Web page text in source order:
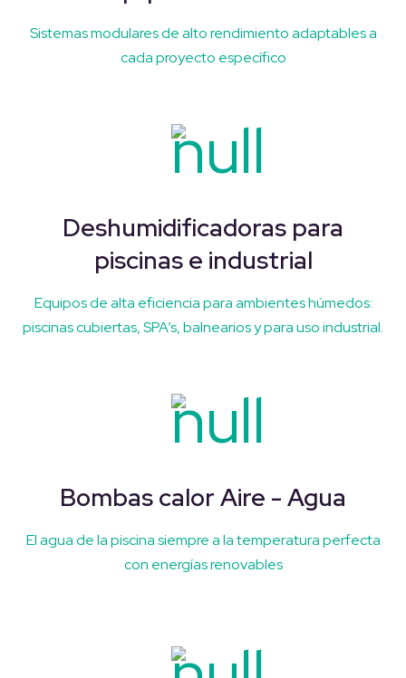
Sistemas modulares de alto rendimiento adaptables a
cada proyecto específico
Deshumidificadoras para
piscinas e industrial
Equipos de alta eficiencia para ambientes húmedos:
piscinas cubiertas, SPA’s, balnearios y para uso industrial.
Bombas calor Aire - Agua
El agua de la piscina siempre a la temperatura perfecta
con energías renovables